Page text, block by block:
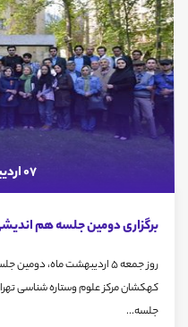
07 اردیبهشت 1393
برگزاری دومین جلسه هم
روز جمعه 5 اردیبهشت ماه،
کهکشان مرکز علوم وستاره شناسی
جلسه...